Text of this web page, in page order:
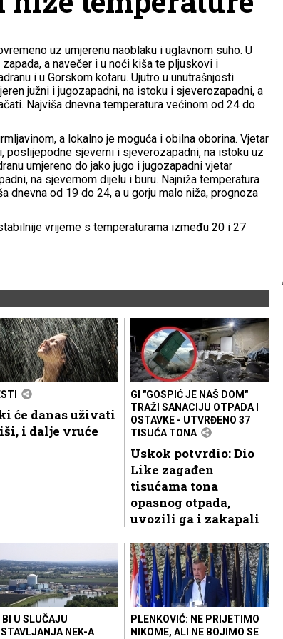
uz umjerenu naoblaku i uglavnom suho. U
a navečer i u noći kiša te pljuskovi i
i u Gorskom kotaru. Ujutro u unutrašnjosti
južni i jugozapadni, na istoku i sjeverozapadni, a
Najviša dnevna temperatura većinom od 24 do
a lokalno je moguća i obilna oborina. Vjetar
poslijepodne sjeverni i sjeverozapadni, na istoku uz
umjereno do jako jugo i jugozapadni vjetar
na sjevernom dijelu i buru. Najniža temperatura
dnevna od 19 do 24, a u gorju malo niža, prognoza
vrijeme s temperaturama između 20 i 27
će danas uživati
i dalje vruće
GI "GOSPIĆ JE NAŠ DOM"
TRAŽI SANACIJU OTPADA I
OSTAVKE - UTVRĐENO 37
TISUĆA TONA
Uskok potvrdio: Dio
Like zagađen
tisućama tona
opasnog otpada,
uvozili ga i zakapali
BI U SLUČAJU
NEK-A
PLENKOVIĆ: NE PRIJETIMO
NIKOME, ALI NE BOJIMO SE